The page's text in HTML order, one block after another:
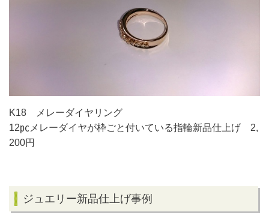
K18 メレーダイヤ リング
12㍶メレーダイヤが枠ごと付いている指輪新品仕上げ 2,
200円
ジュエリー新品仕上げ事例